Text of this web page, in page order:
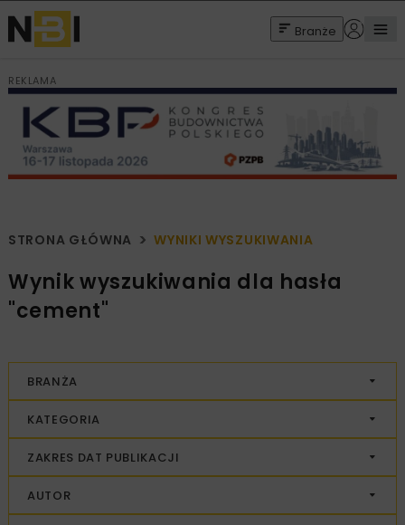
Branże
REKLAMA
STRONA GŁÓWNA WYNIKI WYSZUKIWANIA
Wynik wyszukiwania dla hasła
"cement"
BRANŻA
KATEGORIA
ZAKRES DAT PUBLIKACJI
AUTOR